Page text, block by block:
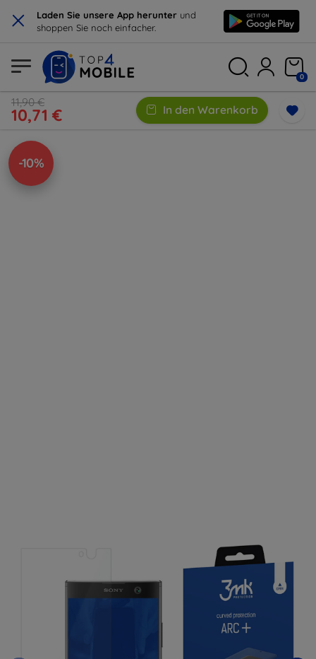
× Laden Sie unsere App herunter und
shoppen Sie noch einfacher.
0
11,90 €
10,71 € In den Warenkorb
-10%